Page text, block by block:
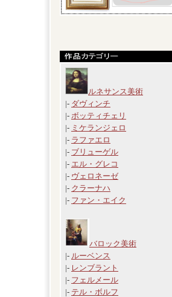
ルネサンス美術
|- ダヴィンチ
|- ボッティチェリ
|- ミケランジェロ
|- ラファエロ
|- ブリューゲル
|- エル・グレコ
|- ヴェロネーゼ
|- クラーナハ
|- ファン・エイク
バロック美術
|- ルーベンス
|- レンブラント
|- フェルメール
|- テル・ボルフ